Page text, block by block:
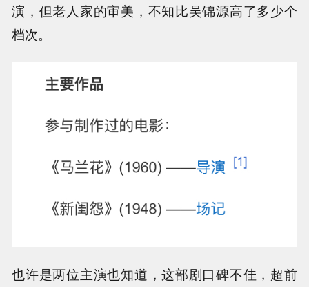
演，但老人家的审美，不知比吴锦源高了多少个
档次。
也许是两位主演也知道，这部剧口碑不佳，超前